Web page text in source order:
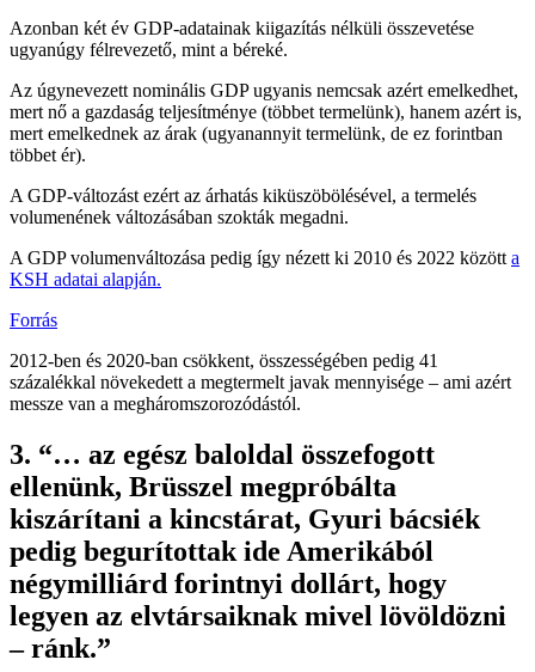
Azonban két év GDP-adatainak kiigazítás nélküli összevetése
ugyanúgy félrevezető, mint a béreké.
Az úgynevezett nominális GDP ugyanis nemcsak azért emelkedhet,
mert nő a gazdaság teljesítménye (többet termelünk), hanem azért is,
mert emelkednek az árak (ugyanannyit termelünk, de ez forintban
többet ér).
A GDP-változást ezért az árhatás kiküszöbölésével, a termelés
volumenének változásában szokták megadni.
A GDP volumenváltozása pedig így nézett ki 2010 és 2022 közötta
KSH adatai alapján.
Forrás
2012-ben és 2020-ban csökkent, összességében pedig 41
százalékkal növekedett a megtermelt javak mennyisége – ami azért
messze van a megháromszorozódástól.
3. “… az egész baloldal összefogott
ellenünk, Brüsszel megpróbálta
kiszárítani a kincstárat, Gyuri bácsiék
pedig begurítottak ide Amerikából
négymilliárd forintnyi dollárt, hogy
legyen az elvtársaiknak mivel lövöldözni
– ránk.”